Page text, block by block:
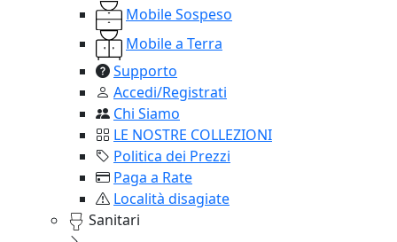
Mobile Sospeso
Mobile a Terra
Supporto
Accedi/Registrati
Chi Siamo
LE NOSTRE COLLEZIONI
Politica dei Prezzi
Paga a Rate
Località disagiate
Sanitari